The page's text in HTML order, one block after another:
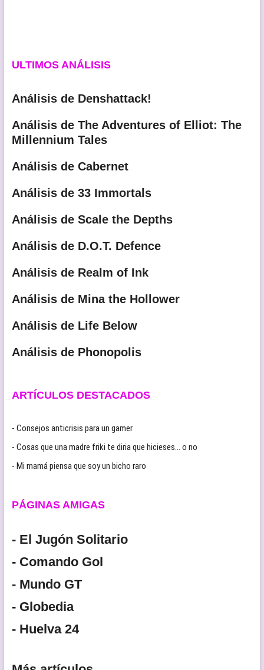
ULTIMOS ANÁLISIS
Análisis de Denshattack!
Análisis de The Adventures of Elliot: The
Millennium Tales
Análisis de Cabernet
Análisis de 33 Immortals
Análisis de Scale the Depths
Análisis de D.O.T. Defence
Análisis de Realm of Ink
Análisis de Mina the Hollower
Análisis de Life Below
Análisis de Phonopolis
ARTÍCULOS DESTACADOS
- Consejos anticrisis para un gamer
- Cosas que una madre friki te diria que hicieses… o no
- Mi mamá piensa que soy un bicho raro
PÁGINAS AMIGAS
- El Jugón Solitario
- Comando Gol
- Mundo GT
- Globedia
- Huelva 24